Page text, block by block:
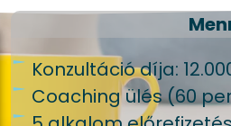
Konzultáció díja:
Coaching ülés (60